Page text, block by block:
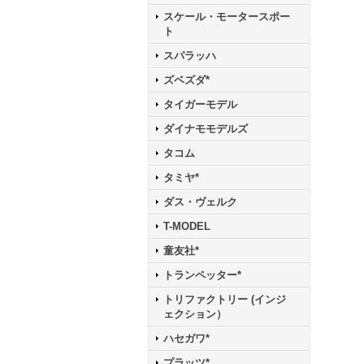
スケール・モータースポー
ト
スパラッハ
ズベズダ*
タイガーモデル
ダイナモモデルズ
タコム
タミヤ*
ダス・ヴェルク
T-MODEL
童友社*
トランペッター*
トリファクトリー (インジ
ェクション）
ハセガワ*